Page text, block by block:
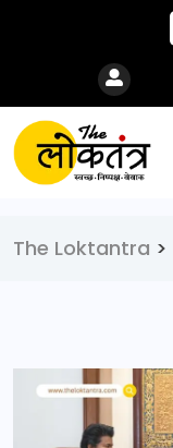
The Loktantra >